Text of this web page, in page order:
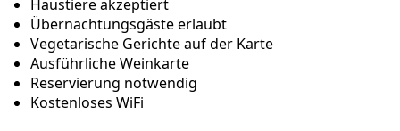
Haustiere akzeptiert
Übernachtungsgäste erlaubt
Vegetarische Gerichte auf der Karte
Ausführliche Weinkarte
Reservierung notwendig
Kostenloses WiFi